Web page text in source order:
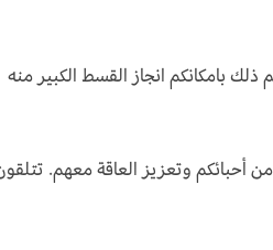
بامكانكم انجاز القسط الكبير منه
أحبائكم وتعزيز العاقة معهم. تتلقون